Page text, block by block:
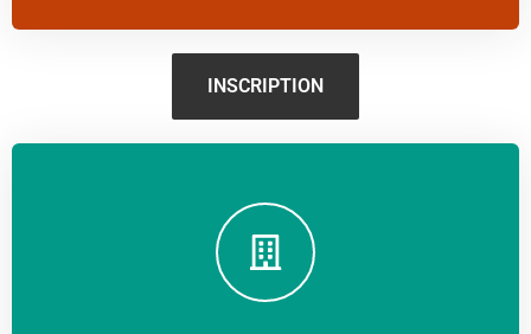
INSCRIPTION